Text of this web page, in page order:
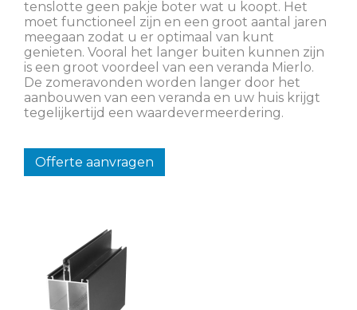
tenslotte geen pakje boter wat u koopt. Het
moet functioneel zijn en een groot aantal jaren
meegaan zodat u er optimaal van kunt
genieten. Vooral het langer buiten kunnen zijn
is een groot voordeel van een veranda Mierlo.
De zomeravonden worden langer door het
aanbouwen van een veranda en uw huis krijgt
tegelijkertijd een waardevermeerdering.
Offerte aanvragen